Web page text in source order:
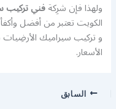
ولهذا فإن شرِكةفني تركيب
الكويت تعتبر من أفضل
و تركيب سيراميك الأرضِيات
الأسعار.
السابق